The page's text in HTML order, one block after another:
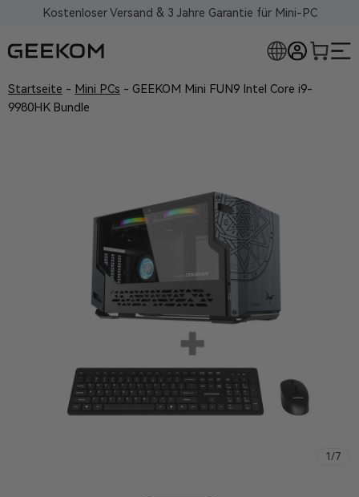
Kostenloser Versand & 3 Jahre Garantie für Mini-PC
Startseite - Mini PCs - GEEKOM Mini FUN9 Intel Core i9-
9980HK Bundle
1 /7